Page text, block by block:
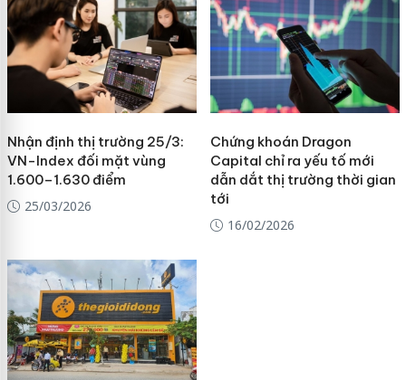
Nhận định thị trường 25/3:
VN-Index đối mặt vùng
1.600–1.630 điểm
25/03/2026
Chứng khoán Dragon
Capital chỉ ra yếu tố mới
dẫn dắt thị trường thời gian
tới
16/02/2026